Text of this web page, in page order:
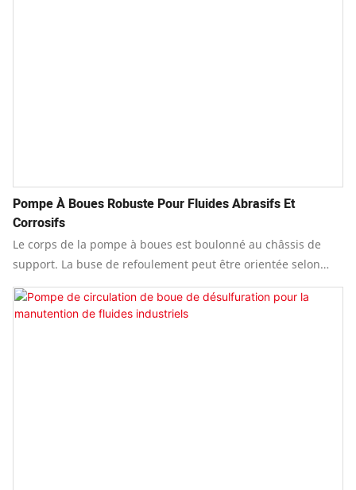
Pompe À Boues Robuste Pour Fluides Abrasifs Et
Corrosifs
Le corps de la pompe à boues est boulonné au châssis de
support. La buse de refoulement peut être orientée selon
huit positions différentes, par intervalles de 45°, afin de
s'adapter à la configuration des canalisations sur site et de
faciliter les raccordements multi-étages.